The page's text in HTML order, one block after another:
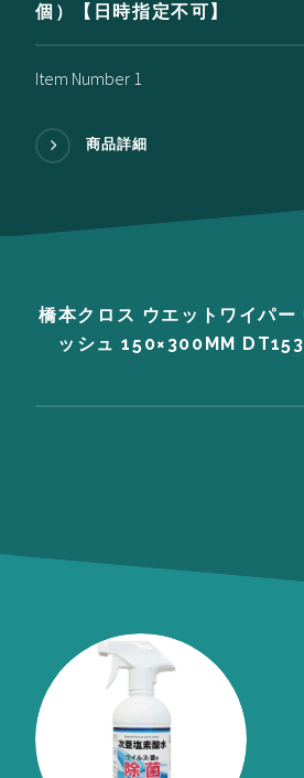
個）【日時指定不可】
Item Number 1
商品詳細
橋本クロス ウエットワイパー
ッシュ 150×300MM